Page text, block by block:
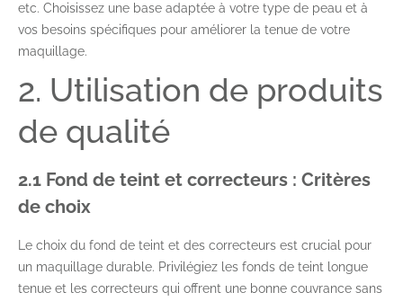
etc. Choisissez une base adaptée à votre type de peau et à
vos besoins spécifiques pour améliorer la tenue de votre
maquillage.
2. Utilisation de produits
de qualité
2.1 Fond de teint et correcteurs : Critères
de choix
Le choix du fond de teint et des correcteurs est crucial pour
un maquillage durable. Privilégiez les fonds de teint longue
tenue et les correcteurs qui offrent une bonne couvrance sans